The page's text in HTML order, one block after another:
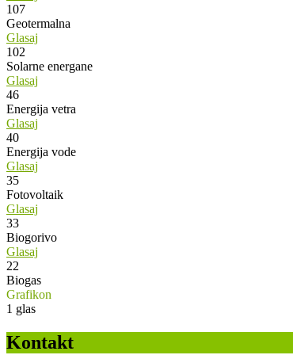
107
Geotermalna
Glasaj
102
Solarne energane
Glasaj
46
Energija vetra
Glasaj
40
Energija vode
Glasaj
35
Fotovoltaik
Glasaj
33
Biogorivo
Glasaj
22
Biogas
Grafikon
1 glas
Kontakt